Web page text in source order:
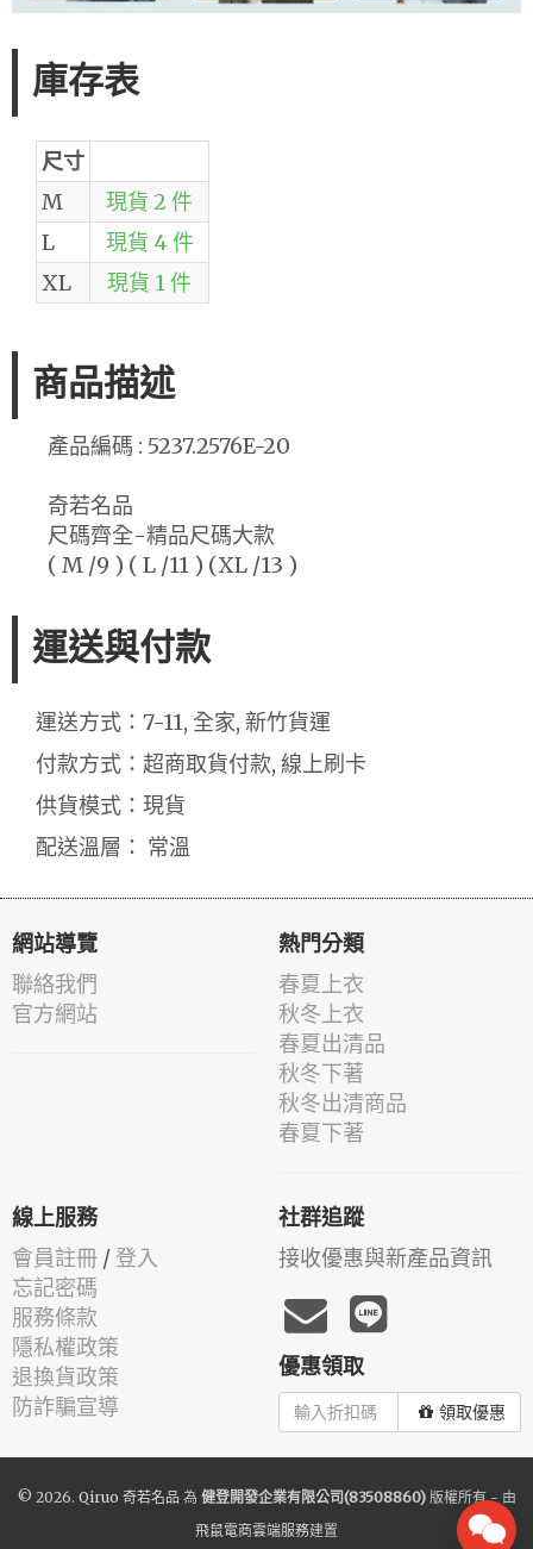
庫存表
尺寸
M
現貨 2 件
L
現貨 4 件
XL
現貨 1 件
商品描述
產品編碼 : 5237.2576E-20
奇若名品
尺碼齊全-精品尺碼大款
( M /9 ) ( L /11 ) (XL /13 )
運送與付款
運送方式：7-11, 全家, 新竹貨運
付款方式：超商取貨付款, 線上刷卡
供貨模式：現貨
配送溫層： 常溫
網站導覽
聯絡我們
官方網站
熱門分類
春夏上衣
秋冬上衣
春夏出清品
秋冬下著
秋冬出清商品
春夏下著
線上服務
會員註冊 / 登入
忘記密碼
服務條款
隱私權政策
退換貨政策
防詐騙宣導
社群追蹤
接收優惠與新產品資訊
優惠領取
領取優惠
© 2026. Qiruo 奇若名品 為 健登開發企業有限公司(83508860)版權所有 - 由
飛鼠電商雲端服務建置